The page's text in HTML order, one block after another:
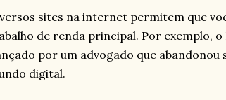
sites na internet permitem que
de renda principal. Por exemplo,
por um advogado que
digital.